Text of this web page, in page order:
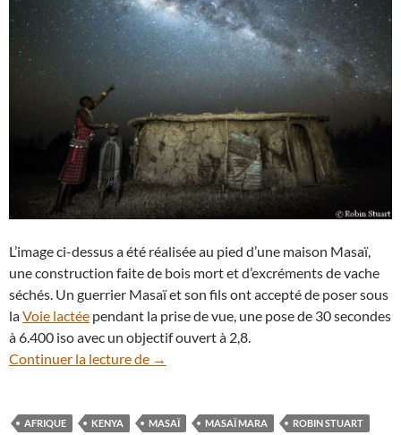
L’image ci-dessus a été réalisée au pied d’une maison Masaï,
une construction faite de bois mort et d’excréments de vache
séchés. Un guerrier Masaï et son fils ont accepté de poser sous
laVoie lactée pendant la prise de vue, une pose de 30 secondes
à 6.400 iso avec un objectif ouvert à 2,8.
Continuer la lecture de
Au pays des Masaï, la Voie lactée révèle
→
AFRIQUE KENYA MASAÏ MASAÏ MARA
ROBIN STUART